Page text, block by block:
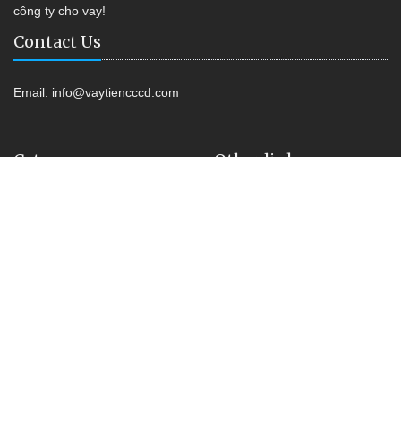
công ty cho vay!
Contact Us
Email: info@vaytiencccd.com
Category Other link